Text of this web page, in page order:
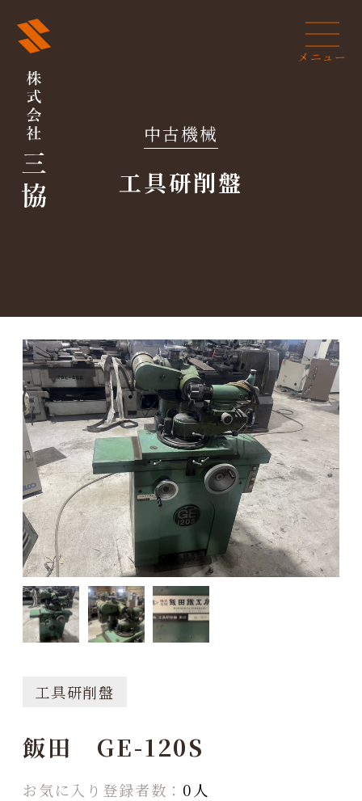
メニュー
中古機械
工具研削盤
工具研削盤
飯田 GE-120S
お気に入り登録者数： 0人